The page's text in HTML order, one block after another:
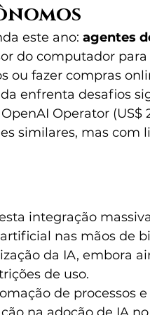
este ano: agentes
do computador
ou fazer compras
enfrenta desafios
Operator (US$
similares, mas com
integração
nas mãos de
da IA, embora
de uso.
de processos